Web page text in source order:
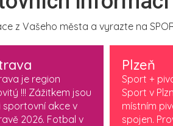
z Vašeho města a vyrazte na
je region
!!! Zážitkem jsou
sportovní akce v
2026. Fotbal v
Plzeň
Sport +
Sport v
místním
spojen.